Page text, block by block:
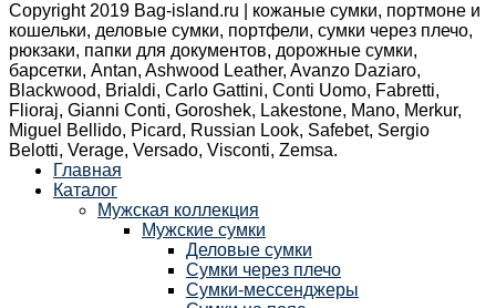
Copyright 2019 Bag-island.ru | кожаные сумки, портмоне и
кошельки, деловые сумки, портфели, сумки через плечо,
рюкзаки, папки для документов, дорожные сумки,
барсетки, Antan, Ashwood Leather, Avanzo Daziaro,
Blackwood, Brialdi, Carlo Gattini, Conti Uomo, Fabretti,
Flioraj, Gianni Conti, Goroshek, Lakestone, Mano, Merkur,
Miguel Bellido, Picard, Russian Look, Safebet, Sergio
Belotti, Verage, Versado, Visconti, Zemsa.
Главная
Каталог
Мужская коллекция
Мужские сумки
Деловые сумки
Сумки через плечо
Сумки-мессенджеры